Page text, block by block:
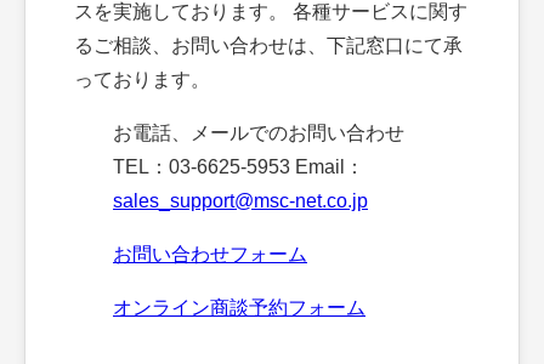
スを実施しております。 各種サービスに関す
るご相談、お問い合わせは、下記窓口にて承
っております。
お電話、メールでのお問い合わせ
TEL：03-6625-5953 Email：
sales_support@msc-net.co.jp
お問い合わせフォーム
オンライン商談予約フォーム